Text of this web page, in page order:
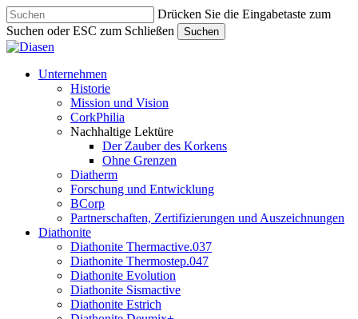
Skip
to
main
content
Drücken Sie die Eingabetaste zum
Suchen oder ESC zum Schließen
Suchen
Close
search
Menu
Unternehmen
Historie
Mission und Vision
CorkPhilia
Nachhaltige Lektüre
Der Zauber des Korkens
Ohne Grenzen
Diatherm
Forschung und Entwicklung
BCorp
Partnerschaften, Zertifizierungen und Auszeichnungen
Diathonite
Diathonite Thermactive.037
Diathonite Thermostep.047
Diathonite Evolution
Diathonite Sismactive
Diathonite Estrich